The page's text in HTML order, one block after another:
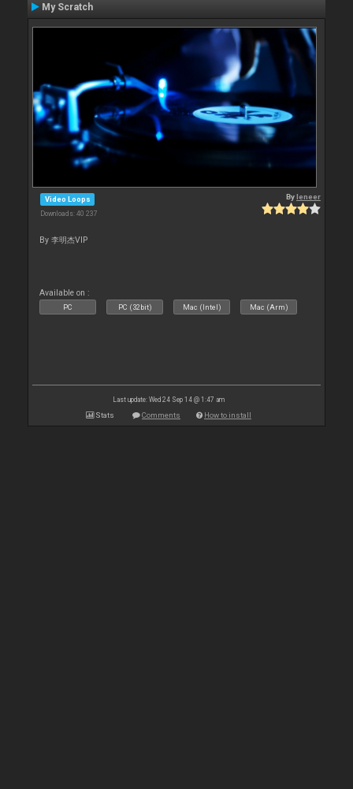
My Scratch
Video Loops
Downloads: 40 237
Byleneer
By 李明杰VIP
Available on :
PC PC (32bit) Mac (Intel) Mac (Arm)
Last update: Wed 24 Sep 14 @ 1:47 am
Stats Comments How to install